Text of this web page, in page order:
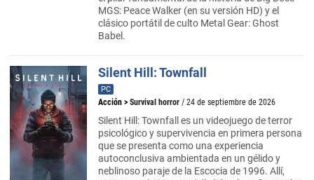
MGS: Peace Walker (en su versión HD) y el
clásico portátil de culto Metal Gear: Ghost
Babel.
Silent Hill: Townfall
PC
Acción > Survival horror / 24 de septiembre de 2026
Silent Hill: Townfall es un videojuego de terror
psicológico y supervivencia en primera persona
que se presenta como una experiencia
autoconclusiva ambientada en un gélido y
neblinoso paraje de la Escocia de 1996. Allí,